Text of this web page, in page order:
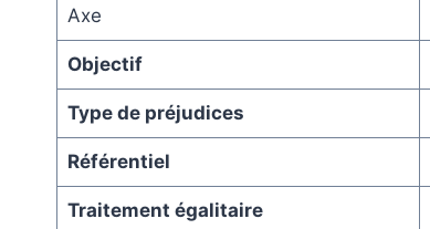
Axe
Objectif
Type de préjudices
Référentiel
Traitement égalitaire